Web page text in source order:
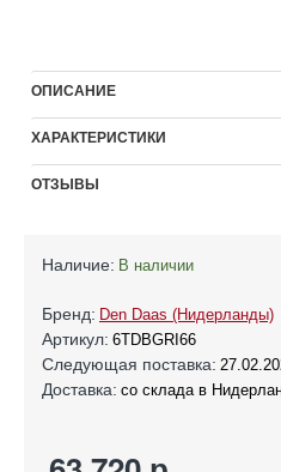
ОПИСАНИЕ
ХАРАКТЕРИСТИКИ
ОТЗЫВЫ
Наличие: В наличии
Бренд: Den Daas (Нидерланды)
Артикул: 6TDBGRI66
Следующая поставка:
Доставка: со склада в